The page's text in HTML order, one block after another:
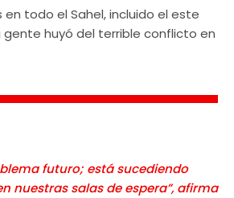
todo el Sahel, incluido el este
gente huyó del terrible conflicto en
futuro; está sucediendo
nuestras salas de espera”, afirma